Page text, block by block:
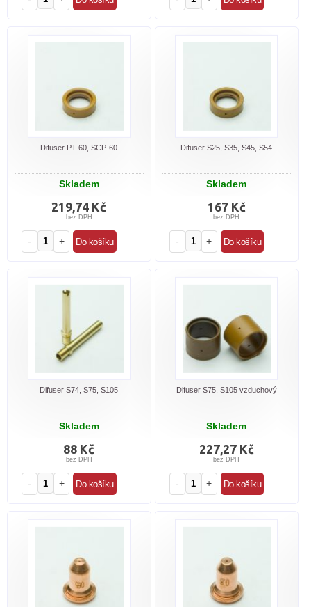
Difuser PT-60, SCP-60
Skladem
219,74 Kč
bez DPH
- +
Difuser S25, S35, S45, S54
Skladem
167 Kč
bez DPH
- +
Difuser S74, S75, S105
Skladem
88 Kč
bez DPH
- +
Difuser S75, S105 vzduchový
Skladem
227,27 Kč
bez DPH
- +